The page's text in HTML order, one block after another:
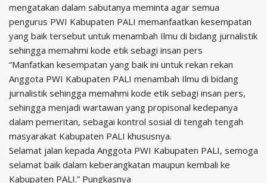
mengatakan dalam sabutanya meminta agar semua
pengurus PWI Kabupaten PALI memanfaatkan kesempatan
yang baik tersebut untuk menambah Ilmu di bidang jurnalistik
sehingga memahmi kode etik sebagi insan pers
“Manfatkan kesempatan yang baik ini untuk rekan rekan
Anggota PWI Kabupaten PALI menambah Ilmu di bidang
jurnalistik sehingga memahmi kode etik sebagi insan pers,
sehingga menjadi wartawan yang propisonal kedepanya
dalam pemeritan, sebagai kontrol sosial di tengah tengah
masyarakat Kabupaten PALI khususnya.
Selamat jalan kepada Anggota PWI Kabupaten PALI, semoga
selamat baik dalam keberangkatan maupun kembali ke
Kabupaten PALI.” Pungkasnya